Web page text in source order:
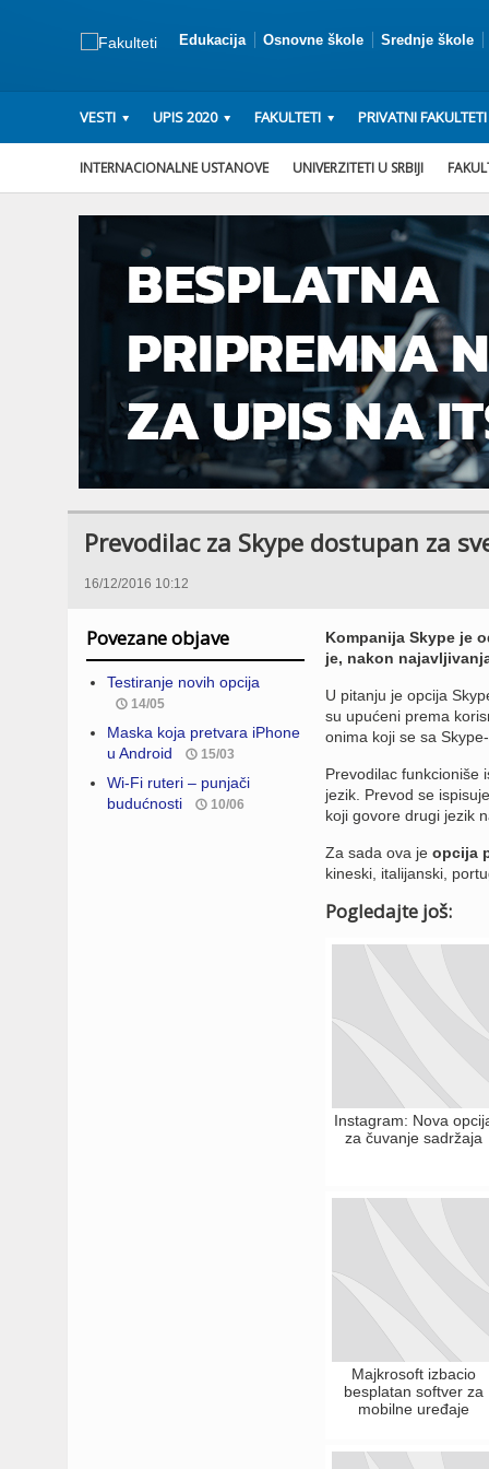
Edukacija Osnovne škole Srednje škole
VESTI UPIS 2020 FAKULTETI PRIVATNI FAKULTETI
INTERNACIONALNE USTANOVE UNIVERZITETI U SRBIJI
Prevodilac za Skype dostupan za
16/12/2016 10:12
Povezane objave
Testiranje novih opcija
14/05
Maska koja pretvara iPhone
u Android
15/03
Wi-Fi ruteri – punjači
budućnosti
10/06
Kompanija Skype je
je, nakon
U pitanju je opcija
su upućeni prema
onima koji se sa
Prevodilac funkcioniše
jezik. Prevod se
koji govore drugi jezik
Za sada ova je opcija
kineski, italijanski,
Pogledajte još:
Instagram: Nova
za čuvanje sadržaja
Majkrosoft izbacio
besplatan softver za
mobilne uređaje